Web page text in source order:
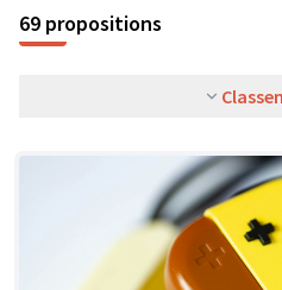
69 propositions